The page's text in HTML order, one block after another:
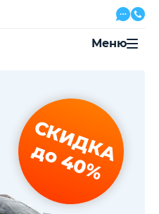
Меню
СКИДКА
до 40%